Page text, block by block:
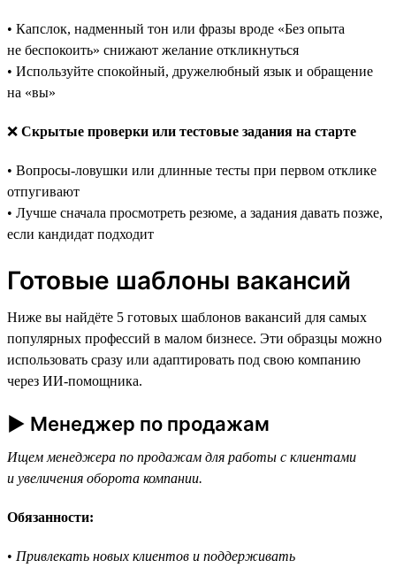
• Капслок, надменный тон или фразы вроде «Без опыта
не беспокоить» снижают желание откликнуться
• Используйте спокойный, дружелюбный язык и обращение
на «вы»
❌ Скрытые проверки или тестовые задания на старте
• Вопросы-ловушки или длинные тесты при первом отклике
отпугивают
• Лучше сначала просмотреть резюме, а задания давать позже,
если кандидат подходит
Готовые шаблоны вакансий
Ниже вы найдёте 5 готовых шаблонов вакансий для самых
популярных профессий в малом бизнесе. Эти образцы можно
использовать сразу или адаптировать под свою компанию
через ИИ-помощника.
► Менеджер по продажам
Ищем менеджера по продажам для работы с клиентами
и увеличения оборота компании.
Обязанности:
• Привлекать новых клиентов и поддерживать